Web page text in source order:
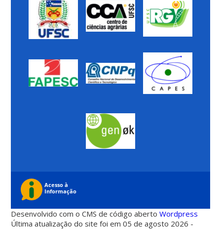
Desenvolvido com o CMS de código abertoWordpress
Última atualização do site foi em 05 de agosto 2026 -